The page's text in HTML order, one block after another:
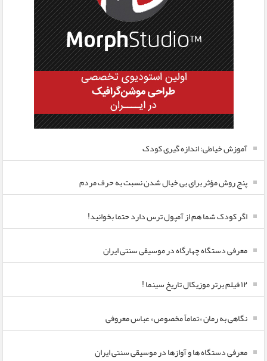
آموزش خیاطی: اندازه گیری کودک
پنج روش مؤثر برای بی خیال شدن نسبت به حرف مردم
اگر کودک شما هم از آمپول ترس دارد حتما بخوانید!
معرفی دستگاه چهارگاه در موسیقی سنتی ایران
۱۲ فیلم برتر موزیکال تاریخ سینما !
نگاهی به رمان «تماماً مخصوص» عباس معروفی
معرفی دستگاه ها و آوازها در موسیقی سنتی ایران